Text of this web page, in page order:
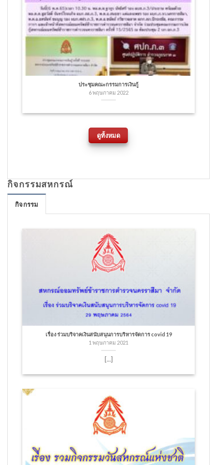
ประชุมคณะกรรมการเงินกู้
6 พฤษภาคม 2022
ดูทั้งหมด
กิจกรรมสหกรณ์
กิจกรรม
เรื่อง ร่วมบริจาคเงินสนับสนุนการบริหารจัดการ covid 19
1 พฤษภาคม 2021
[...]